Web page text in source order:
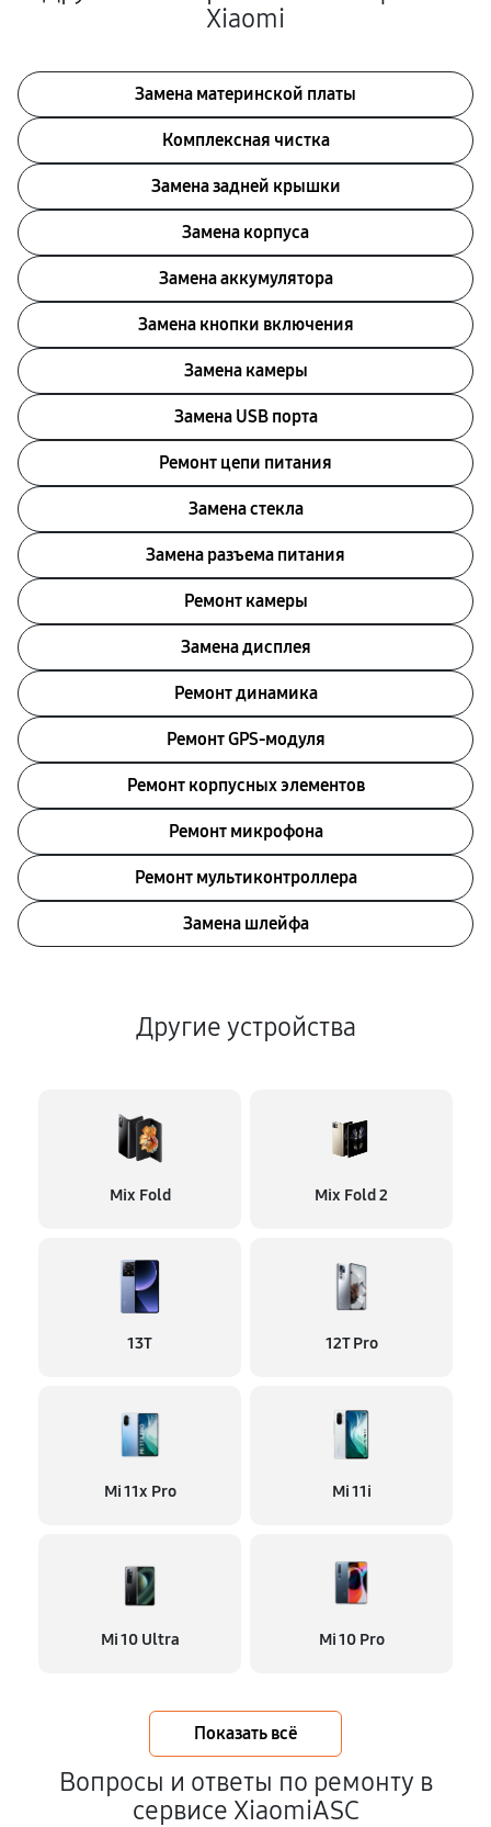
Xiaomi
Замена материнской платы
Комплексная чистка
Замена задней крышки
Замена корпуса
Замена аккумулятора
Замена кнопки включения
Замена камеры
Замена USB порта
Ремонт цепи питания
Замена стекла
Замена разъема питания
Ремонт камеры
Замена дисплея
Ремонт динамика
Ремонт GPS-модуля
Ремонт корпусных элементов
Ремонт микрофона
Ремонт мультиконтроллера
Замена шлейфа
Другие устройства
Mix Fold Mix Fold 2
13T 12T Pro
Mi 11x Pro Mi 11i
Mi 10 Ultra Mi 10 Pro
Показать всё
Вопросы и ответы по ремонту в
сервисе XiaomiASC